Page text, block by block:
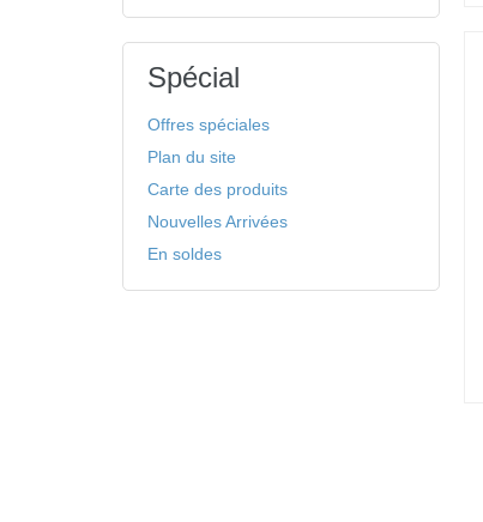
Spécial
Offres spéciales
Plan du site
Carte des produits
Nouvelles Arrivées
En soldes